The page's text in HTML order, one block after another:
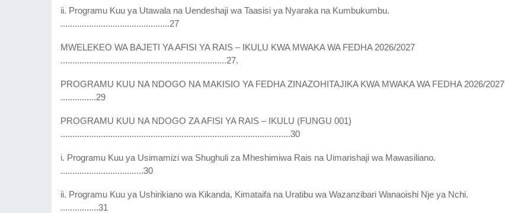
ii. Programu Kuu ya Utawala na Uendeshaji wa Taasisi ya Nyaraka na Kumbukumbu.
..............................................27
MWELEKEO WA BAJETI YA AFISI YA RAIS – IKULU KWA MWAKA WA FEDHA 2026/2027
......................................................................27.
PROGRAMU KUU NA NDOGO NA MAKISIO YA FEDHA ZINAZOHITAJIKA KWA MWAKA WA FEDHA 2026/2027
...............29
PROGRAMU KUU NA NDOGO ZA AFISI YA RAIS – IKULU (FUNGU 001)
.................................................................................................30
i. Programu Kuu ya Usimamizi wa Shughuli za Mheshimiwa Rais na Uimarishaji wa Mawasiliano.
...................................30
ii. Programu Kuu ya Ushirikiano wa Kikanda, Kimataifa na Uratibu wa Wazanzibari Wanaoishi Nje ya Nchi.
................31